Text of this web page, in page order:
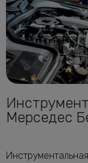
Мерседес